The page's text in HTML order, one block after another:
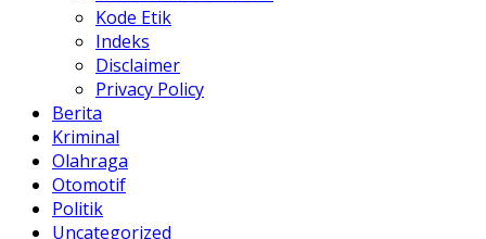
Kode Etik
Indeks
Disclaimer
Privacy Policy
Berita
Kriminal
Olahraga
Otomotif
Politik
Uncategorized